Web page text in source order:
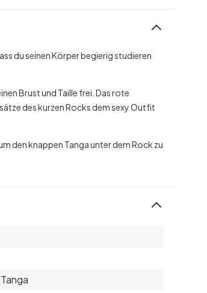
du seinen Körper begierig studieren
Brust und Taille frei. Das rote
des kurzen Rocks dem sexy Outfit
den knappen Tanga unter dem Rock zu